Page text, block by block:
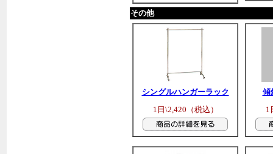
その他
シングルハンガーラック
1日\2,420（税込）
傾
1